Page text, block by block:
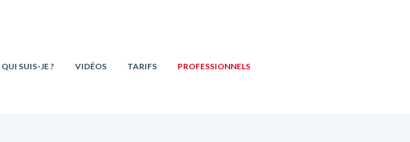
QUI SUIS-JE ? VIDÉOS TARIFS PROFESSIONNELS